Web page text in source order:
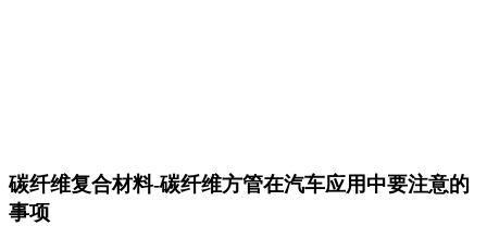
碳纤维复合材料-碳纤维方管在汽车应用中要注意的
事项